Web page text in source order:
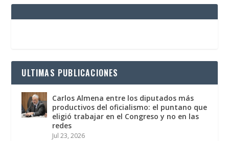
ULTIMAS PUBLICACIONES
Carlos Almena entre los diputados más
productivos del oficialismo: el puntano que
eligió trabajar en el Congreso y no en las
redes
Jul 23, 2026